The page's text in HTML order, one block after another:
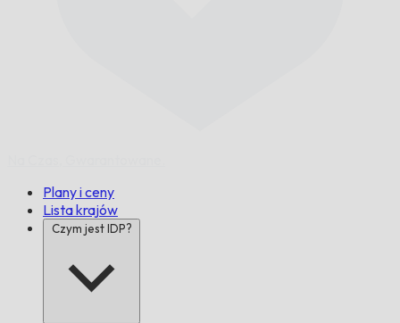
Plany i ceny
Lista krajów
Czym jest IDP?